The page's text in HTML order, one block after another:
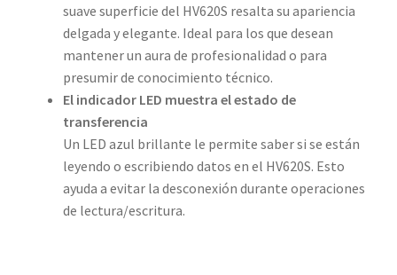
suave superficie del HV620S resalta su apariencia
delgada y elegante. Ideal para los que desean
mantener un aura de profesionalidad o para
presumir de conocimiento técnico.
El indicador LED muestra el estado de
transferencia
Un LED azul brillante le permite saber si se están
leyendo o escribiendo datos en el HV620S. Esto
ayuda a evitar la desconexión durante operaciones
de lectura/escritura.